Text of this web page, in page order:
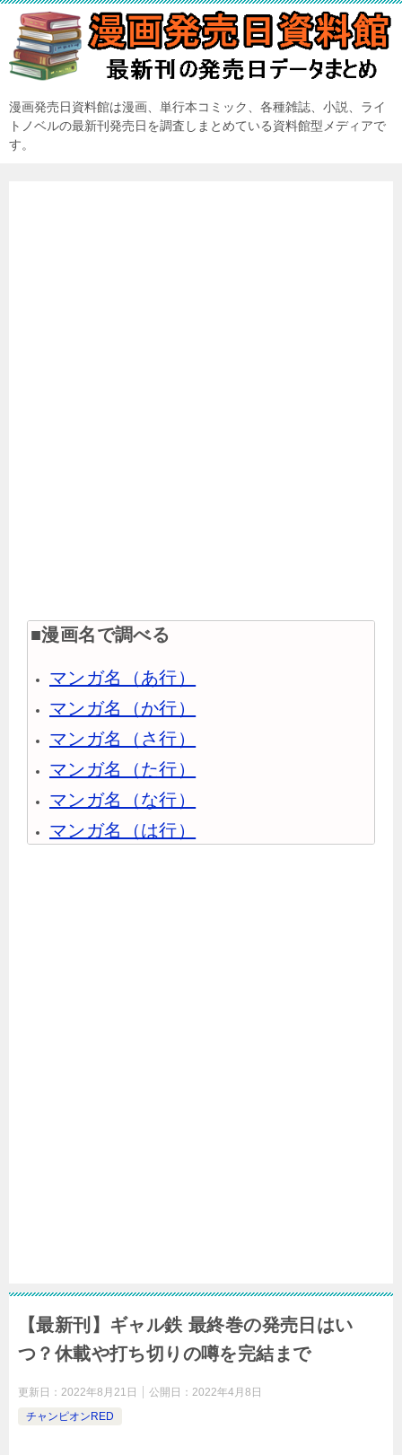
漫画発売日資料館は漫画、単行本コミック、各種雑誌、小説、ライ
トノベルの最新刊発売日を調査しまとめている資料館型メディアで
す。
■漫画名で調べる
マンガ名（あ行）
マンガ名（か行）
マンガ名（さ行）
マンガ名（た行）
マンガ名（な行）
マンガ名（は行）
【最新刊】ギャル鉄 最終巻の発売日はい
つ？休載や打ち切りの噂を完結まで
更新日： 2022年8月21日 公開日： 2022年4月8日
チャンピオンRED